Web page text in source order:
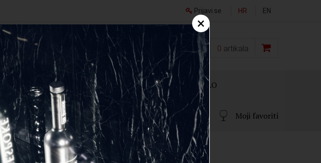
HR EN
Prijavi se
0,00 € 0 artikala
ČAŠE I DEKANTERI POKLON PAKIRANJA OSTALO
Moji favoriti
GB
×